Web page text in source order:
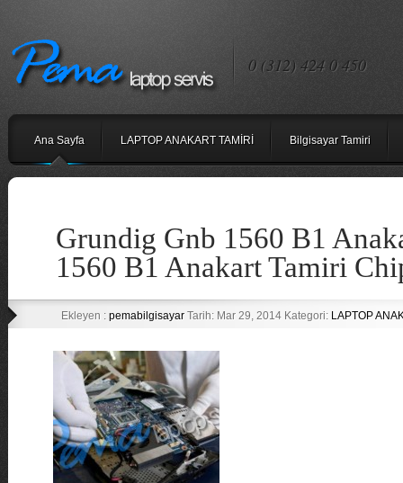
0 (312) 424 0 450
Ana Sayfa LAPTOP ANAKART TAMİRİ Bilgisayar Tamiri
Grundig Gnb 1560 B1
1560 B1 Anakart Tamiri
Ekleyen : pemabilgisayarTarih: Mar 29, 2014 Kategori: LAPTOP